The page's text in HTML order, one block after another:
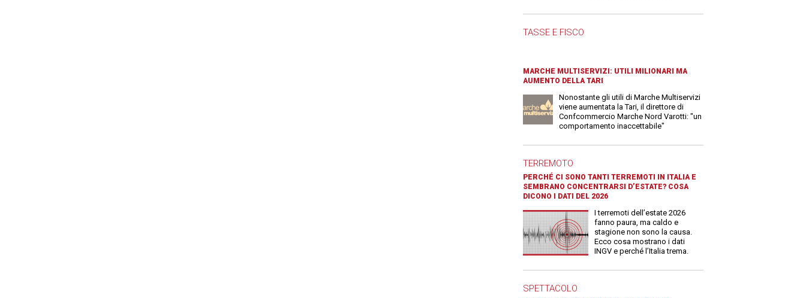
TASSE E FISCO
MARCHE MULTISERVIZI: UTILI MILIONARI MA
AUMENTO DELLA TARI
Nonostante gli utili di Marche Multiservizi
viene aumentata la Tari, il direttore di
Confcommercio Marche Nord Varotti: "un
comportamento inaccettabile"
TERREMOTO
PERCHÉ CI SONO TANTI TERREMOTI IN ITALIA E
SEMBRANO CONCENTRARSI D’ESTATE? COSA
DICONO I DATI DEL 2026
I terremoti dell’estate 2026
fanno paura, ma caldo e
stagione non sono la causa.
Ecco cosa mostrano i dati
INGV e perché l’Italia trema.
SPETTACOLO